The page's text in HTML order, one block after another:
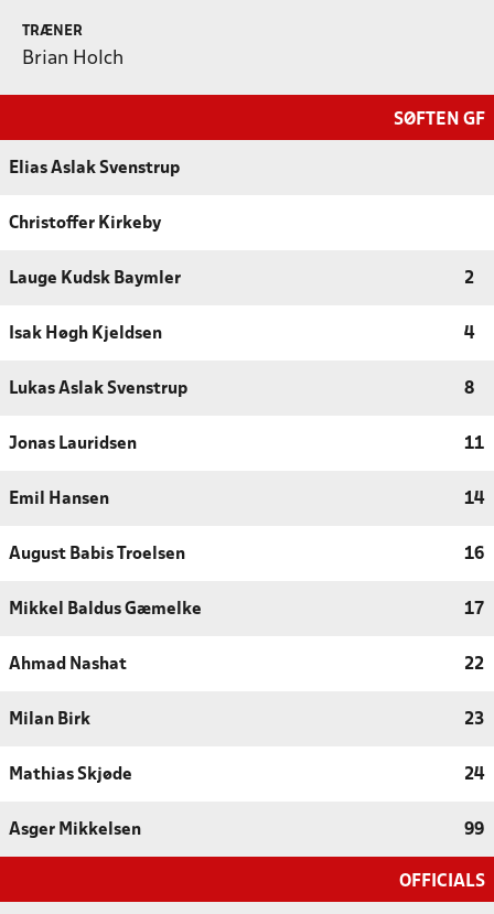
TRÆNER
Brian Holch
SØFTEN GF
Elias Aslak Svenstrup
Christoffer Kirkeby
Lauge Kudsk Baymler 2
Isak Høgh Kjeldsen 4
Lukas Aslak Svenstrup 8
Jonas Lauridsen 11
Emil Hansen 14
August Babis Troelsen 16
Mikkel Baldus Gæmelke 17
Ahmad Nashat 22
Milan Birk 23
Mathias Skjøde 24
Asger Mikkelsen 99
OFFICIALS